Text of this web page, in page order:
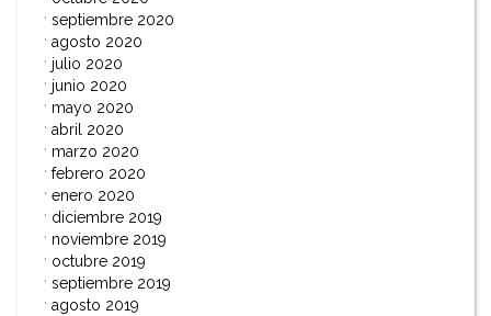
septiembre 2020
agosto 2020
julio 2020
junio 2020
mayo 2020
abril 2020
marzo 2020
febrero 2020
enero 2020
diciembre 2019
noviembre 2019
octubre 2019
septiembre 2019
agosto 2019